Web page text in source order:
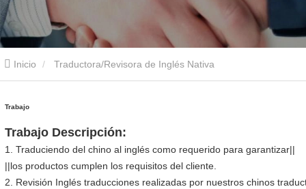
Inicio Traductora/Revisora ​​de Inglés Nativa
Trabajo
Trabajo Descripción:
1. Traduciendo del chino al inglés como requerido para garantizar||
||los productos cumplen los requisitos del cliente.
2. Revisión Inglés traducciones realizadas por nuestros chinos